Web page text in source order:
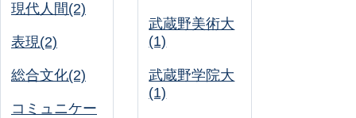
現代人間(2)
表現(2)
総合文化(2)
コミュニケー
武蔵野美術大
(1)
武蔵野学院大
(1)